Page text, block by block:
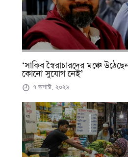
‘সাকিব স্বৈরাচারদের মঞ্চে
কোনো সুযোগ নেই’
৭ অগাস্ট, ২০২৬